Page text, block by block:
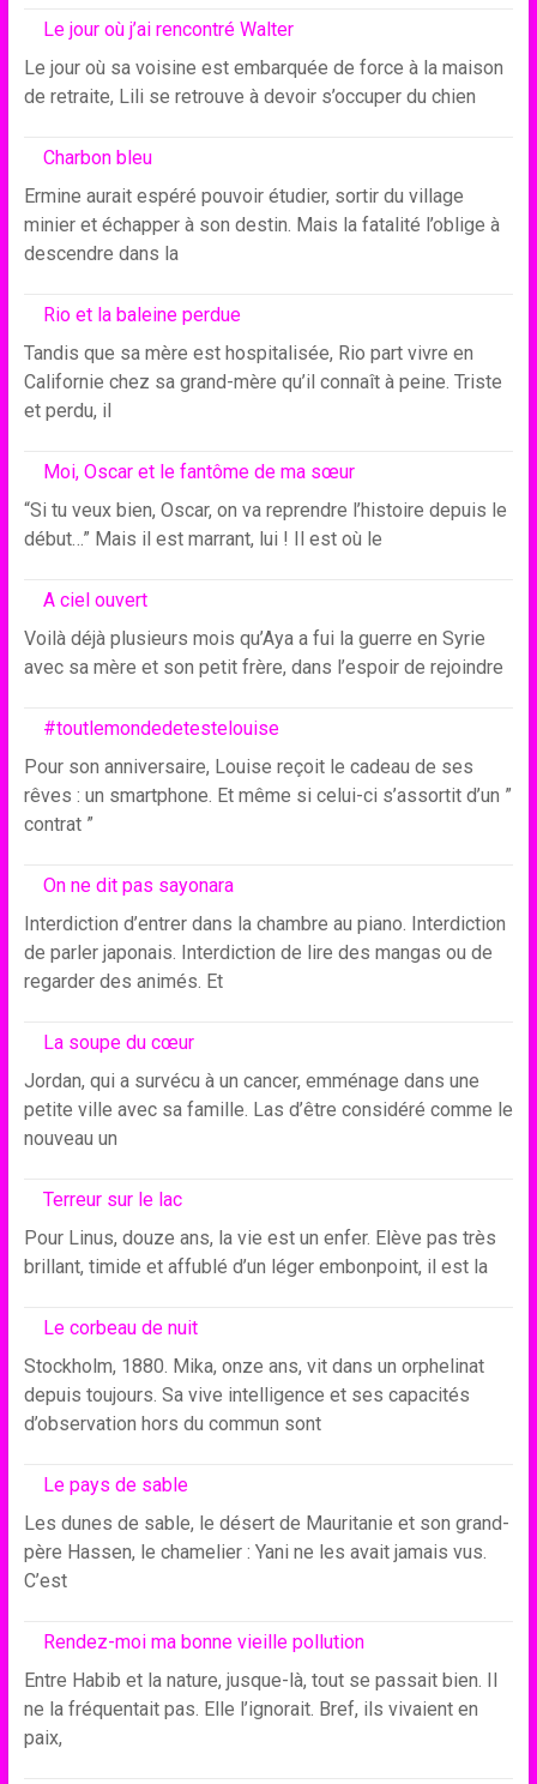
Le jour où j’ai rencontré Walter
Le jour où sa voisine est embarquée de force à la maison
de retraite, Lili se retrouve à devoir s’occuper du chien
Charbon bleu
Ermine aurait espéré pouvoir étudier, sortir du village
minier et échapper à son destin. Mais la fatalité l’oblige à
descendre dans la
Rio et la baleine perdue
Tandis que sa mère est hospitalisée, Rio part vivre en
Californie chez sa grand-mère qu’il connaît à peine. Triste
et perdu, il
Moi, Oscar et le fantôme de ma sœur
“Si tu veux bien, Oscar, on va reprendre l’histoire depuis le
début…” Mais il est marrant, lui ! Il est où le
A ciel ouvert
Voilà déjà plusieurs mois qu’Aya a fui la guerre en Syrie
avec sa mère et son petit frère, dans l’espoir de rejoindre
#toutlemondedetestelouise
Pour son anniversaire, Louise reçoit le cadeau de ses
rêves : un smartphone. Et même si celui-ci s’assortit d’un ”
contrat ”
On ne dit pas sayonara
Interdiction d’entrer dans la chambre au piano. Interdiction
de parler japonais. Interdiction de lire des mangas ou de
regarder des animés. Et
La soupe du cœur
Jordan, qui a survécu à un cancer, emménage dans une
petite ville avec sa famille. Las d’être considéré comme le
nouveau un
Terreur sur le lac
Pour Linus, douze ans, la vie est un enfer. Elève pas très
brillant, timide et affublé d’un léger embonpoint, il est la
Le corbeau de nuit
Stockholm, 1880. Mika, onze ans, vit dans un orphelinat
depuis toujours. Sa vive intelligence et ses capacités
d’observation hors du commun sont
Le pays de sable
Les dunes de sable, le désert de Mauritanie et son grand-
père Hassen, le chamelier : Yani ne les avait jamais vus.
C’est
Rendez-moi ma bonne vieille pollution
Entre Habib et la nature, jusque-là, tout se passait bien. Il
ne la fréquentait pas. Elle l’ignorait. Bref, ils vivaient en
paix,